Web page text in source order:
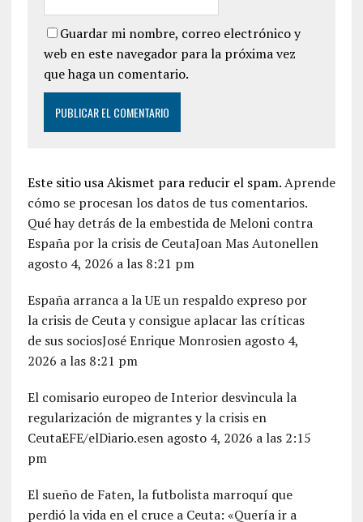
Guardar mi nombre, correo electrónico y
web en este navegador para la próxima vez
que haga un comentario.
Este sitio usa Akismet para reducir el spam.Aprende
cómo se procesan los datos de tus comentarios.
Qué hay detrás de la embestida de Meloni contra
España por la crisis de CeutaJoan Mas Autonellen
agosto 4, 2026 a las 8:21 pm
España arranca a la UE un respaldo expreso por
la crisis de Ceuta y consigue aplacar las críticas
de sus sociosJosé Enrique Monrosien agosto 4,
2026 a las 8:21 pm
El comisario europeo de Interior desvincula la
regularización de migrantes y la crisis en
CeutaEFE/elDiario.esen agosto 4, 2026 a las 2:15
pm
El sueño de Faten, la futbolista marroquí que
perdió la vida en el cruce a Ceuta: «Quería ir a